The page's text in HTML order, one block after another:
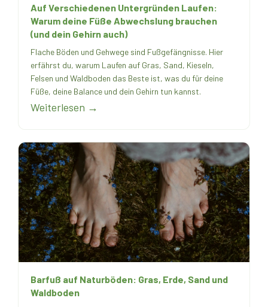
Auf Verschiedenen Untergründen Laufen:
Warum deine Füße Abwechslung brauchen
(und dein Gehirn auch)
Flache Böden und Gehwege sind Fußgefängnisse. Hier
erfährst du, warum Laufen auf Gras, Sand, Kieseln,
Felsen und Waldboden das Beste ist, was du für deine
Füße, deine Balance und dein Gehirn tun kannst.
Weiterlesen →
Barfuß auf Naturböden: Gras, Erde, Sand und
Waldboden